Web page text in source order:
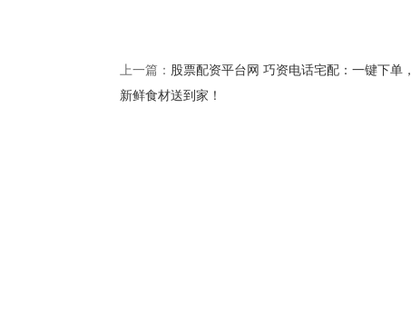
上一篇： 股票配资平台网 巧资电话宅配：一键下单，
新鲜食材送到家！